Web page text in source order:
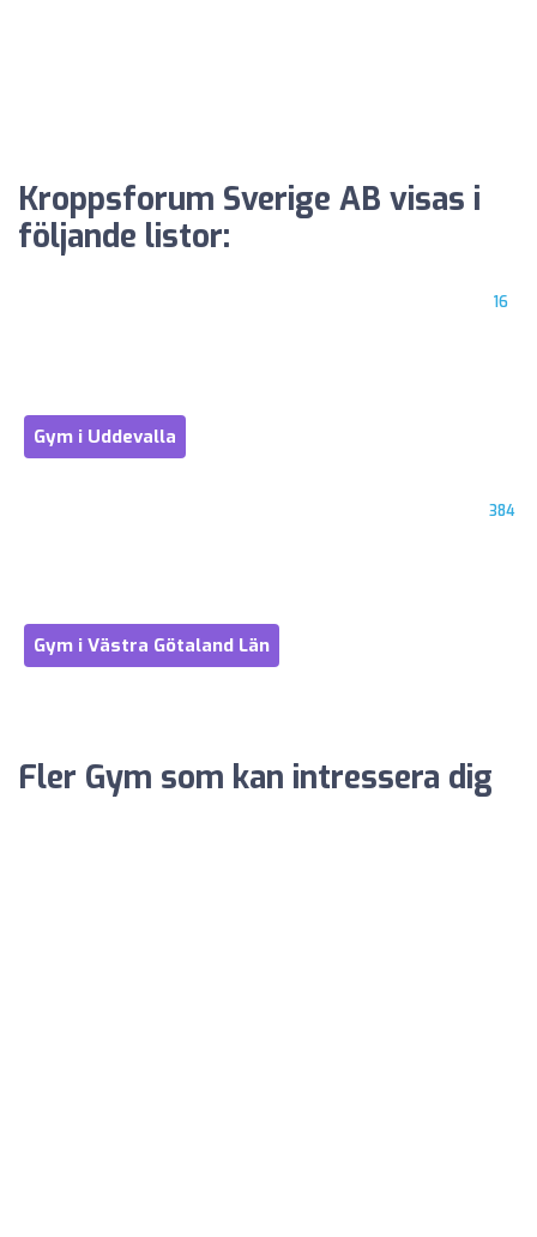
Kroppsforum Sverige AB visas i
följande listor:
16
Gym i Uddevalla
384
Gym i Västra Götaland Län
Fler Gym som kan intressera dig